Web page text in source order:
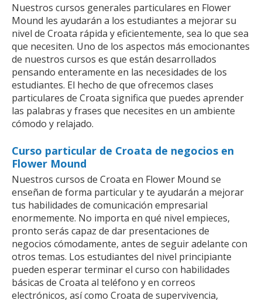
Nuestros cursos generales particulares en Flower
Mound les ayudarán a los estudiantes a mejorar su
nivel de Croata rápida y eficientemente, sea lo que sea
que necesiten. Uno de los aspectos más emocionantes
de nuestros cursos es que están desarrollados
pensando enteramente en las necesidades de los
estudiantes. El hecho de que ofrecemos clases
particulares de Croata significa que puedes aprender
las palabras y frases que necesites en un ambiente
cómodo y relajado.
Curso particular de Croata de negocios en
Flower Mound
Nuestros cursos de Croata en Flower Mound se
enseñan de forma particular y te ayudarán a mejorar
tus habilidades de comunicación empresarial
enormemente. No importa en qué nivel empieces,
pronto serás capaz de dar presentaciones de
negocios cómodamente, antes de seguir adelante con
otros temas. Los estudiantes del nivel principiante
pueden esperar terminar el curso con habilidades
básicas de Croata al teléfono y en correos
electrónicos, así como Croata de supervivencia,